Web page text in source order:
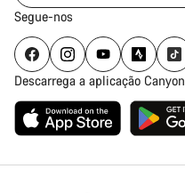
Segue-nos
Descarrega a aplicação Canyon